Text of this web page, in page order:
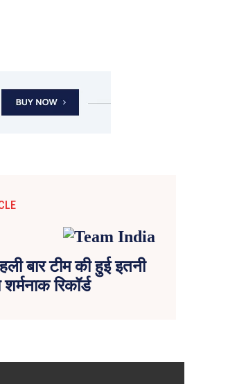
बार टीम की हुई इतनी
रिकॉर्ड